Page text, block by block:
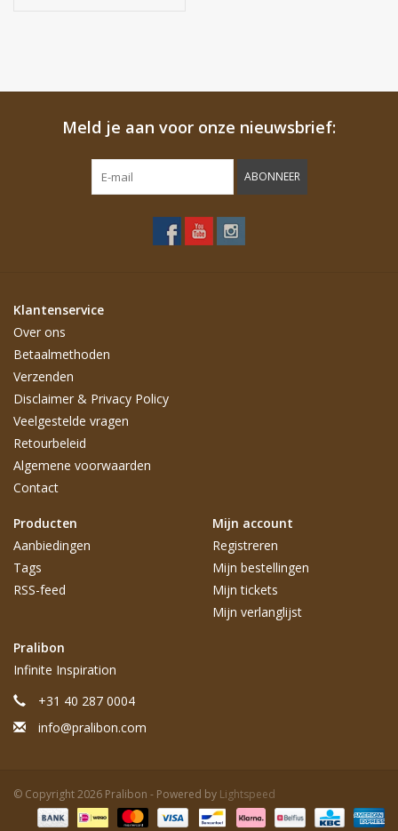
Meld je aan voor onze nieuwsbrief:
ABONNEER
Klantenservice
Over ons
Betaalmethoden
Verzenden
Disclaimer & Privacy Policy
Veelgestelde vragen
Retourbeleid
Algemene voorwaarden
Contact
Producten
Aanbiedingen
Tags
RSS-feed
Mijn account
Registreren
Mijn bestellingen
Mijn tickets
Mijn verlanglijst
Pralibon
Infinite Inspiration
+31 40 287 0004
info@pralibon.com
© Copyright 2026 Pralibon - Powered by Lightspeed